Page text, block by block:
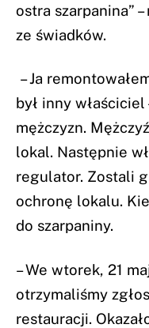
ostra szarpanina”
ze świadków.
– Ja
był inny właściciel
mężczyzn.
lokal. Następnie
regulator. Zostali
ochronę lokalu.
do szarpaniny.
– We wtorek, 21
otrzymaliśmy
restauracji.